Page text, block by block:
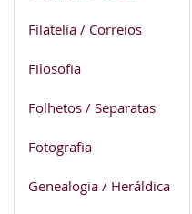
Filatelia / Correios
Filosofia
Folhetos / Separatas
Fotografia
Genealogia / Heráldica